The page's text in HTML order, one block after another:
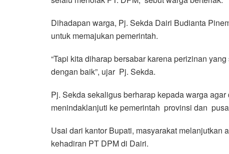
Dihadapan warga, Pj. Sekda Dairi Budianta
untuk memajukan pemerintah.
“Tapi kita diharap bersabar karena perizinan
dengan baik”, ujar Pj. Sekda.
Pj. Sekda sekaligus berharap kepada warga
menindaklanjuti ke pemerintah provinsi dan
Usai dari kantor Bupati, masyarakat
kehadiran PT DPM di Dairi.